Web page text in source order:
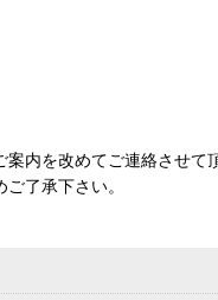
内を改めてご連絡させて
了承下さい。